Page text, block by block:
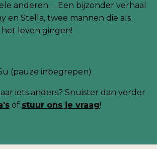
anderen … Een bijzonder verhaal
en Stella, twee mannen die als
leven gingen!
(pauze inbegrepen)
iets anders? Snuister dan verder
of stuur ons je vraag!